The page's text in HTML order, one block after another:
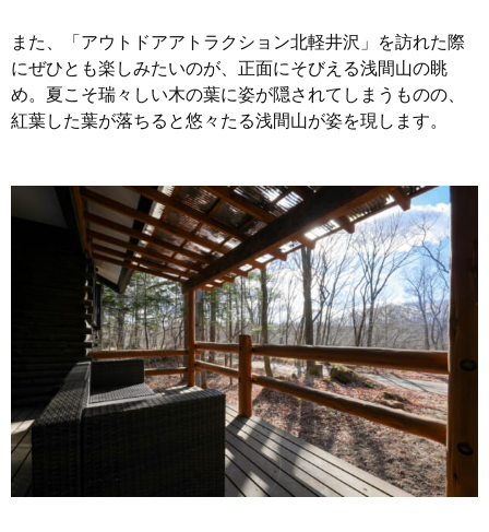
また、「アウトドアアトラクション北軽井沢」を訪れた際
にぜひとも楽しみたいのが、正面にそびえる浅間山の眺
め。夏こそ瑞々しい木の葉に姿が隠されてしまうものの、
紅葉した葉が落ちると悠々たる浅間山が姿を現します。